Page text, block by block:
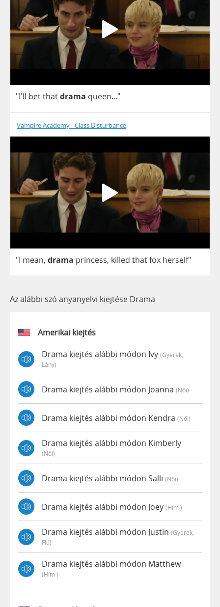
"I'll betthatdrama queen..."
Vampire Academy - Class Disturbance
"I mean, drama princess, killed thatfox herself"
Az alábbi szó anyanyelvi kiejtése Drama
Amerikai kiejtés
Drama kiejtés alábbi módon Ivy (gyerek,
Lány)
Drama kiejtés alábbi módon Joanna (női)
Drama kiejtés alábbi módon Kendra (női)
Drama kiejtés alábbi módon Kimberly
(női)
Drama kiejtés alábbi módon Salli (női)
Drama kiejtés alábbi módon Joey (hím )
Drama kiejtés alábbi módon Justin (gyerek,
Fiú)
Drama kiejtés alábbi módon Matthew
(hím )